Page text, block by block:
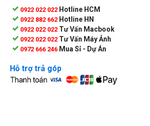
0922 022 022 Hotline HCM
0922 882 662 Hotline HN
0922 022 022 Tư Vấn Macbook
0922 022 022 Tư Vấn Máy Ảnh
0972 666 246 Mua Sỉ - Dự Án
Hỗ trợ trả góp